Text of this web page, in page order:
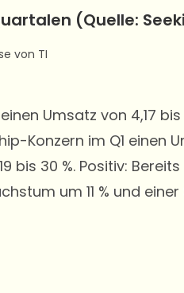
(Quelle:
Umsatz von 4,17
Konzern im Q1 einen
bis 30 %. Positiv:
um 11 % und